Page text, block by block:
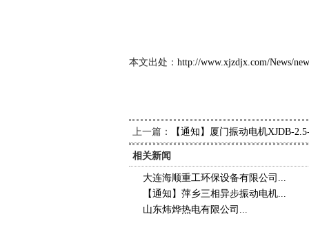
新久
本文出处： http://www.xjzdjx.com/News/
上一篇： 【通知】厦门振动电机XJDB-
相关新闻
大连海顺重工环保设备有限公司...
【通知】萍乡三相异步振动电机...
山东炜烨热电有限公司...